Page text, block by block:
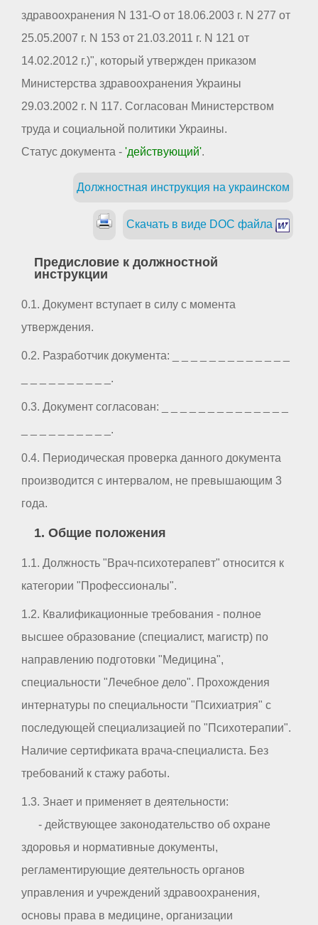
здравоохранения N 131-О от 18.06.2003 г. N 277 от
25.05.2007 г. N 153 от 21.03.2011 г. N 121 от
14.02.2012 г.)", который утвержден приказом
Министерства здравоохранения Украины
29.03.2002 г. N 117. Согласован Министерством
труда и социальной политики Украины.
Статус документа - 'действующий'.
Должностная инструкция на украинском
Скачать в виде DOC файла
Предисловие к должностной
инструкции
0.1. Документ вступает в силу с момента
утверждения.
0.2. Разработчик документа: _ _ _ _ _ _ _ _ _ _ _ _ _
_ _ _ _ _ _ _ _ _ _.
0.3. Документ согласован: _ _ _ _ _ _ _ _ _ _ _ _ _ _
_ _ _ _ _ _ _ _ _ _.
0.4. Периодическая проверка данного документа
производится с интервалом, не превышающим 3
года.
1. Общие положения
1.1. Должность "Врач-психотерапевт" относится к
категории "Профессионалы".
1.2. Квалификационные требования - полное
высшее образование (специалист, магистр) по
направлению подготовки "Медицина",
специальности "Лечебное дело". Прохождения
интернатуры по специальности "Психиатрия" с
последующей специализацией по "Психотерапии".
Наличие сертификата врача-специалиста. Без
требований к стажу работы.
1.3. Знает и применяет в деятельности:
- действующее законодательство об охране
здоровья и нормативные документы,
регламентирующие деятельность органов
управления и учреждений здравоохранения,
основы права в медицине, организации